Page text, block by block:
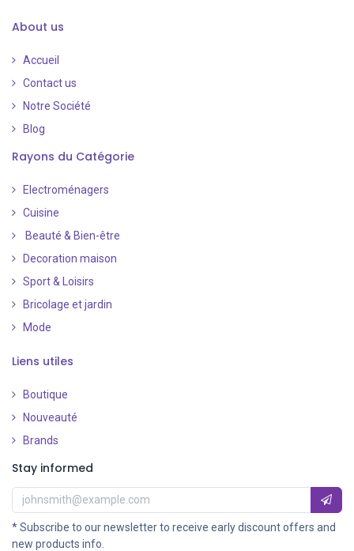
About us
Accueil
Contact us
Notre Société
Blog
Rayons du Catégorie
Electroménagers
Cuisine
Beauté & Bien-être
Decoration maison
Sport & Loisirs
Bricolage et jardin
Mode
Liens utiles
Boutique
Nouveauté
Brands
Stay informed
* Subscribe to our newsletter to receive early discount offers and
new products info.